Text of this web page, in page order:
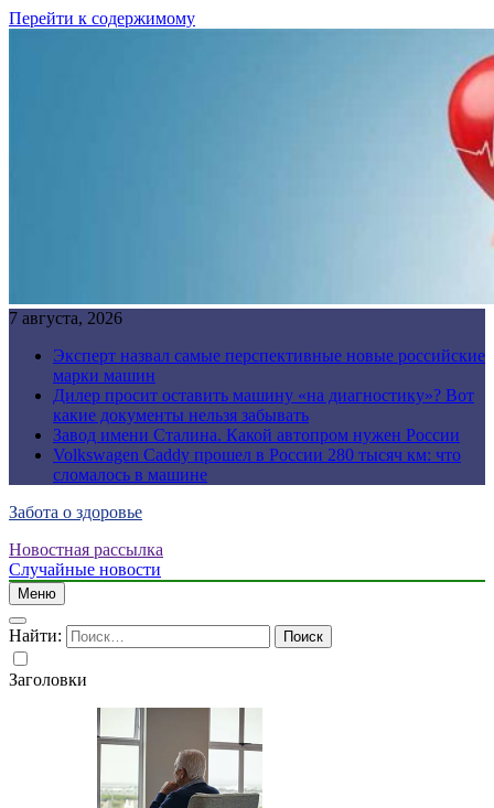
Перейти к содержимому
7 августа, 2026
Эксперт назвал самые перспективные новые российские
марки машин
Дилер просит оставить машину «на диагностику»? Вот
какие документы нельзя забывать
Завод имени Сталина. Какой автопром нужен России
Volkswagen Caddy прошел в России 280 тысяч км: что
сломалось в машине
Забота о здоровье
Новостная рассылка
Случайные новости
Меню
Найти:
Заголовки